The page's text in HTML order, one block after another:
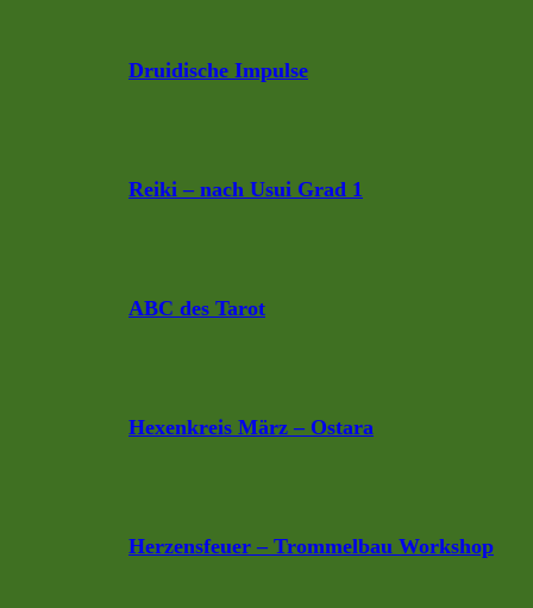
Druidische Impulse
Reiki – nach Usui Grad 1
ABC des Tarot
Hexenkreis März – Ostara
Herzensfeuer – Trommelbau Workshop